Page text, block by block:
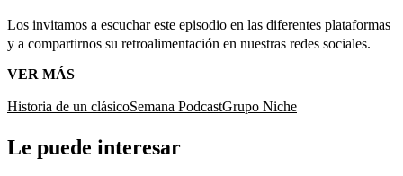
Los invitamos a escuchar este episodio en las diferentes plataformas
y a compartirnos su retroalimentación en nuestras redes sociales.
VER MÁS
Historia de un clásicoSemana PodcastGrupo Niche
Le puede interesar